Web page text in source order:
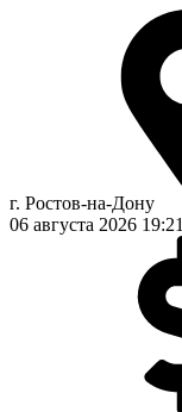
г. Ростов-на-Дону
06 августа 2026